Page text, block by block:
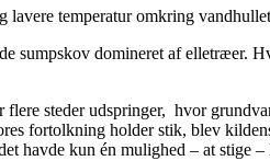
temperatur omkring
sumpskov domineret af elletræer.
steder udspringer, hvor
fortolkning holder stik, blev
havde kun én mulighed – at